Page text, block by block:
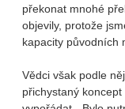
překonat mnohé
objevily, protože
kapacity původních
Vědci však podle
přichystaný